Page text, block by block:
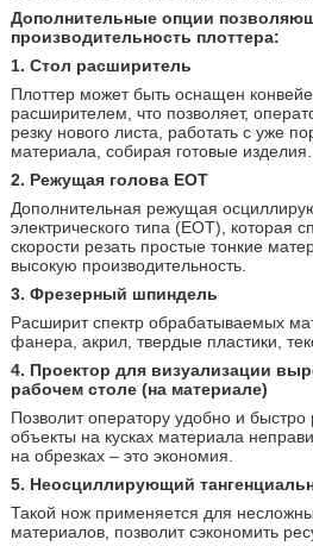
Дополнительные опции
производительность плоттера:
1. Стол расширитель
Плоттер может быть оснащен
расширителем, что позволяет,
резку нового листа, работать с уже
материала, собирая готовые изделия.
2. Режущая голова EOT
Дополнительная режущая
электрического типа (EOT), которая
скорости резать простые тонкие
высокую производительность.
3. Фрезерный шпиндель
Расширит спектр обрабатываемых
фанера, акрил, твердые пластики,
4. Проектор для визуализации
рабочем столе (на материале)
Позволит оператору удобно и
объекты на кусках материала
на обрезках – это экономия.
5. Неосциллирующий
Такой нож применяется для
материалов, позволит сэкономить